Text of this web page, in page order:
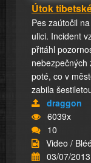
Útok
Pes zaútočil
ulici. Incident
přitáhl
poté, co v
zabila
draggon
6039x
10
Video /
03/07/2013